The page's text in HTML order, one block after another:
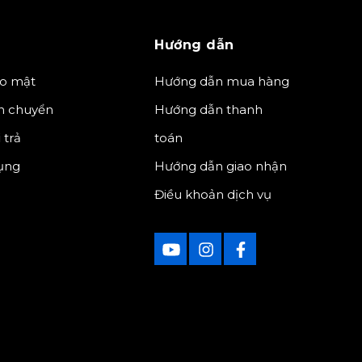
mật
chuyển
trả
Hướng dẫn
Hướng dẫn mua hàng
Hướng dẫn thanh
toán
Hướng dẫn giao nhận
Điều khoản dịch vụ